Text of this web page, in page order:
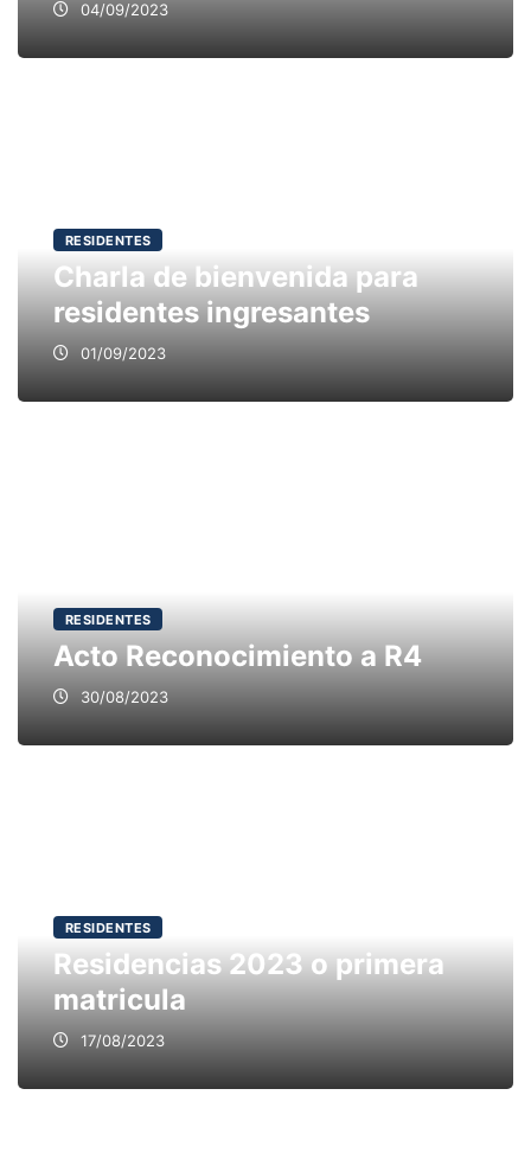
04/09/2023
RESIDENTES
Charla de bienvenida para
residentes ingresantes
01/09/2023
RESIDENTES
Acto Reconocimiento a R4
30/08/2023
RESIDENTES
Residencias 2023 o primera
matricula
17/08/2023